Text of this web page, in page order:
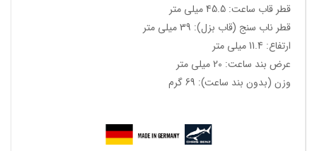
قطر قاب ساعت: 45.5 میلی متر
قطر ناب سنج (قاب بزل): 39 میلی متر
ارتفاع: 11.4 میلی متر
عرض بند ساعت: 20 میلی متر
وزن (بدون بند ساعت): 69 گرم